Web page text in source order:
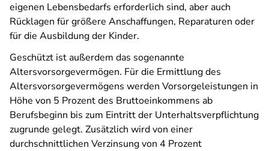
eigenen Lebensbedarfs erforderlich sind, aber auch
Rücklagen für größere Anschaffungen, Reparaturen oder
für die Ausbildung der Kinder.
Geschützt ist außerdem das sogenannte
Altersvorsorgevermögen. Für die Ermittlung des
Altersvorsorgevermögens werden Vorsorgeleistungen in
Höhe von 5 Prozent des Bruttoeinkommens ab
Berufsbeginn bis zum Eintritt der Unterhaltsverpflichtung
zugrunde gelegt. Zusätzlich wird von einer
durchschnittlichen Verzinsung von 4 Prozent